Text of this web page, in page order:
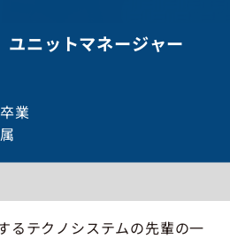
ニットマネージャー
業
るテクノシステムの先輩の一